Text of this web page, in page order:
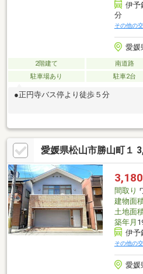
伊予
分
その他の
愛媛
2階建て 南道路
駐車場あり
駐車2台
●正円寺バス停より徒歩５分
愛媛県松山市勝山町１
3,180
間取り
建物面
土地面
築年月
伊予
その他の
愛媛